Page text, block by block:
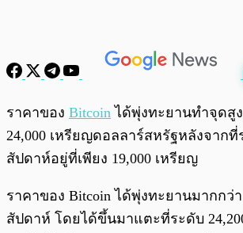
ราคาของ Bitcoin ได้พุ่งทะยานทำจุดสู
24,000 เหรียญดอลลาร์สหรัฐหลังจากที่
สัปดาห์อยู่ที่เพียง 19,000 เหรียญ
ราคาของ Bitcoin ได้พุ่งทะยานมากกว่
สัปดาห์ โดยได้ขึ้นมาแตะที่ระดับ